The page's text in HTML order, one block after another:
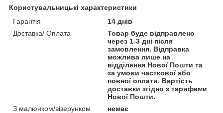
Користувальницькі характеристики
Гарантія
14 днів
Доставка/ Оплата
Товар буде відправлено
через 1-3 дні після
замовлення. Відправка
можлива лише на
відділення Нової Пошти та
за умови часткової або
повної оплати. Вартість
доставки згідно з тарифами
Нової Пошти.
З малюнком/візерунком
немає